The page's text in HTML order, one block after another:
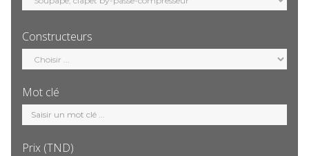
Constructeurs
Sélection
constructeur
Mot clé
Mot
clé
Prix (TND)